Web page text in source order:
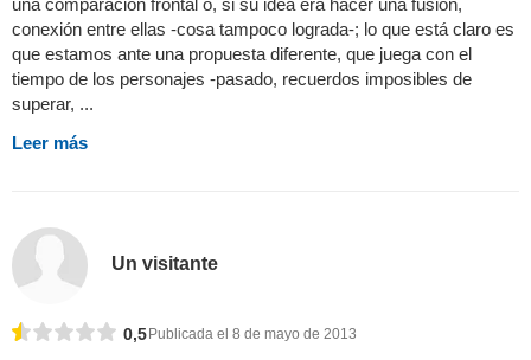
una comparación frontal o, si su idea era hacer una fusión,
conexión entre ellas -cosa tampoco lograda-; lo que está claro es
que estamos ante una propuesta diferente, que juega con el
tiempo de los personajes -pasado, recuerdos imposibles de
superar, ...
Leer más
Un visitante
0,5Publicada el 8 de mayo de 2013